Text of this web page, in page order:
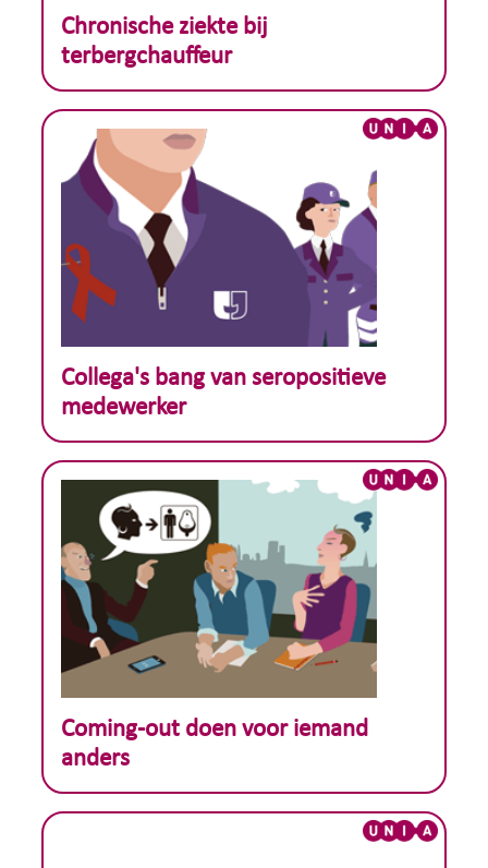
Theoretisch voorbeeld :
Chronische ziekte bij
terbergchauffeur
Theoretisch voorbeeld :
Collega's bang van seropositieve
medewerker
Theoretisch voorbeeld :
Coming-out doen voor iemand
anders